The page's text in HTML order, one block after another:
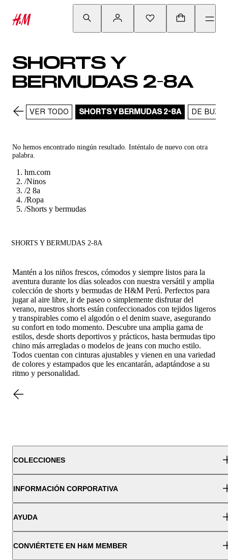
SHORTS Y
BERMUDAS 2-8A
VER TODO SHORTS Y BERMUDAS 2-8A DE BUZO
No hemos encontrado ningún resultado. Inténtalo de nuevo con otra
palabra.
hm.com
/Ninos
/2 8a
/Ropa
/Shorts y bermudas
SHORTS Y BERMUDAS 2-8A
Mantén a los niños frescos, cómodos y siempre listos para la
aventura durante los días soleados con nuestra versátil y amplia
colección de shorts y bermudas de H&M Perú. Perfectos para
jugar al aire libre, ir de paseo o simplemente disfrutar del
verano, nuestros shorts están confeccionados con tejidos ligeros
y transpirables como el algodón o el denim suave, asegurando
su confort en todo momento. Descubre una amplia gama de
estilos, desde shorts deportivos y prácticos, hasta bermudas tipo
chino más arregladas o modelos de jeans con mucho estilo.
Todos cuentan con cinturas ajustables y vienen en una variedad
de colores y estampados que les encantarán, adaptándose a su
ritmo y personalidad.
COLECCIONES
INFORMACIÓN CORPORATIVA
AYUDA
CONVIÉRTETE EN H&M MEMBER